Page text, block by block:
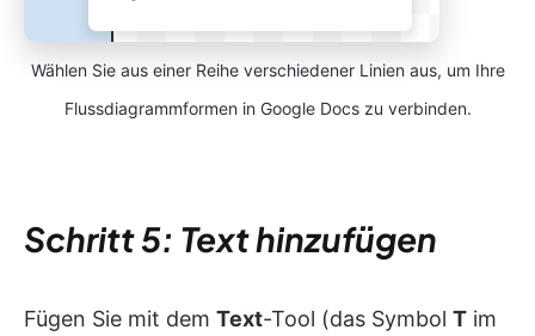
Wählen Sie aus einer Reihe verschiedener Linien aus, um Ihre
Flussdiagrammformen in Google Docs zu verbinden.
Schritt 5: Text hinzufügen
Fügen Sie mit dem Text-Tool (das Symbol T im